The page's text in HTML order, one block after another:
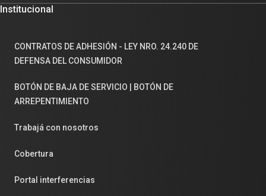
Institucional
CONTRATOS DE ADHESIÓN - LEY NRO. 24.240 DE
DEFENSA DEL CONSUMIDOR
BOTÓN DE BAJA DE SERVICIO | BOTÓN DE
ARREPENTIMIENTO
Trabajá con nosotros
Cobertura
Portal interferencias